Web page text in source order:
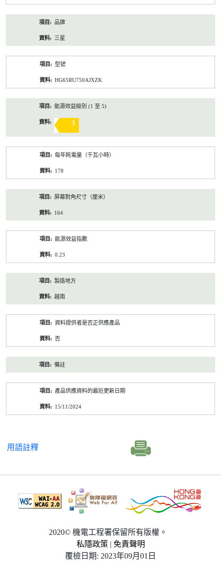
品牌
三星
型號
HG65RU750AJXZK
能源效益級別 (1 至 5)
3
每年耗電量（千瓦小時）
178
屏幕對角尺寸（厘米）
164
能源效益指數
0.23
製造地方
越南
資料提供者是否正供應產品
否
備註
產品供應資料的最近更新日期
15/11/2024
用語註釋
2020© 機電工程署保留所有版權。
私隱政策 | 免責聲明
覆檢日期: 2023年09月01日